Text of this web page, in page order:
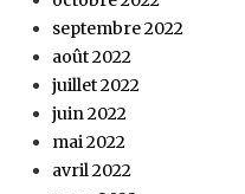
septembre 2022
août 2022
juillet 2022
juin 2022
mai 2022
avril 2022